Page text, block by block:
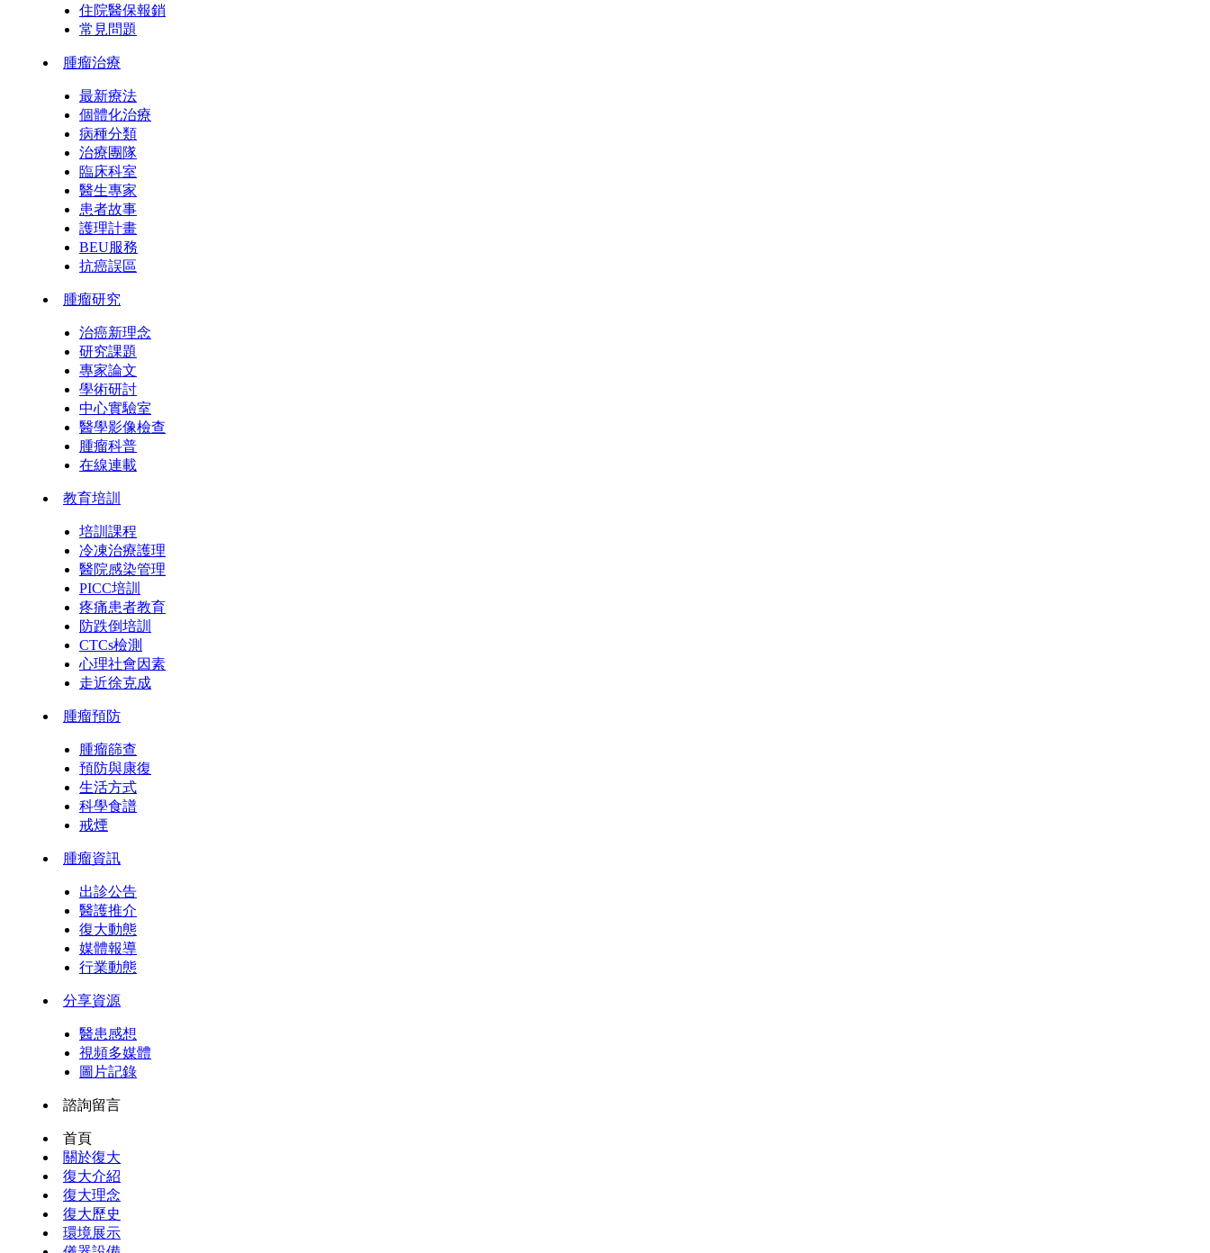
住院醫保報銷
常見問題
腫瘤治療
最新療法
個體化治療
病種分類
治療團隊
臨床科室
醫生專家
患者故事
護理計畫
BEU服務
抗癌誤區
腫瘤研究
治癌新理念
研究課題
專家論文
學術研討
中心實驗室
醫學影像檢查
腫瘤科普
在線連載
教育培訓
培訓課程
冷凍治療護理
醫院感染管理
PICC培訓
疼痛患者教育
防跌倒培訓
CTCs檢測
心理社會因素
走近徐克成
腫瘤預防
腫瘤篩查
預防與康復
生活方式
科學食譜
戒煙
腫瘤資訊
出診公告
醫護推介
復大動態
媒體報導
行業動態
分享資源
醫患感想
視頻多媒體
圖片記錄
諮詢留言
首頁
關於復大
復大介紹
復大理念
復大歷史
環境展示